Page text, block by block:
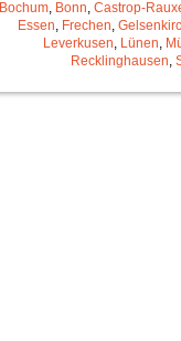
Bochum, Bonn, Castrop-
Essen, Frechen,
Leverkusen, Lünen,
Recklinghausen,